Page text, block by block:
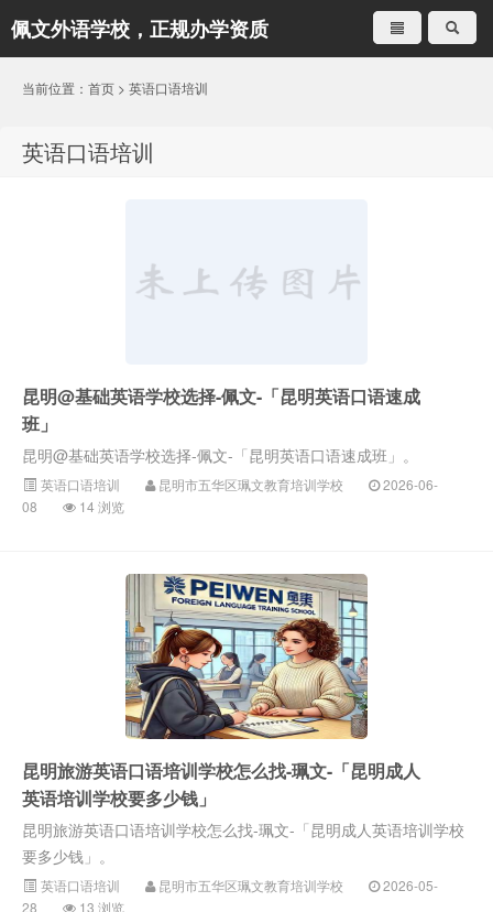
佩文外语学校，正规办学资质
就是不一样
当前位置： 首页 > 英语口语培训
英语口语培训
昆明@基础英语学校选择-佩文-「昆明英语口语速成
班」
昆明@基础英语学校选择-佩文-「昆明英语口语速成班」。
英语口语培训 昆明市五华区珮文教育培训学校
2026-06-
08
14 浏览
昆明旅游英语口语培训学校怎么找-珮文-「昆明成人
英语培训学校要多少钱」
昆明旅游英语口语培训学校怎么找-珮文-「昆明成人英语培训学校
要多少钱」。
英语口语培训 昆明市五华区珮文教育培训学校
2026-05-
28
13 浏览